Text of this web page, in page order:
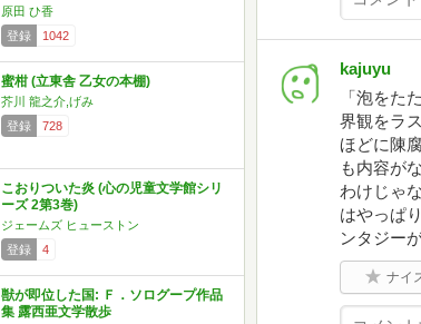
原田 ひ香
登録
1042
蜜柑 (立東舎 乙女の本棚)
芥川 龍之介,げみ
登録
728
こおりついた炎 (心の児童文学館シリ
ーズ 2第3巻)
ジェームズ ヒューストン
登録
4
獣が即位した国: Ｆ．ソログープ作品
集 露西亜文学散歩
kajuyu
「泡をた
界観をラ
ほどに陳
も内容が
わけじゃ
はやっぱ
ンタジー
ナイ